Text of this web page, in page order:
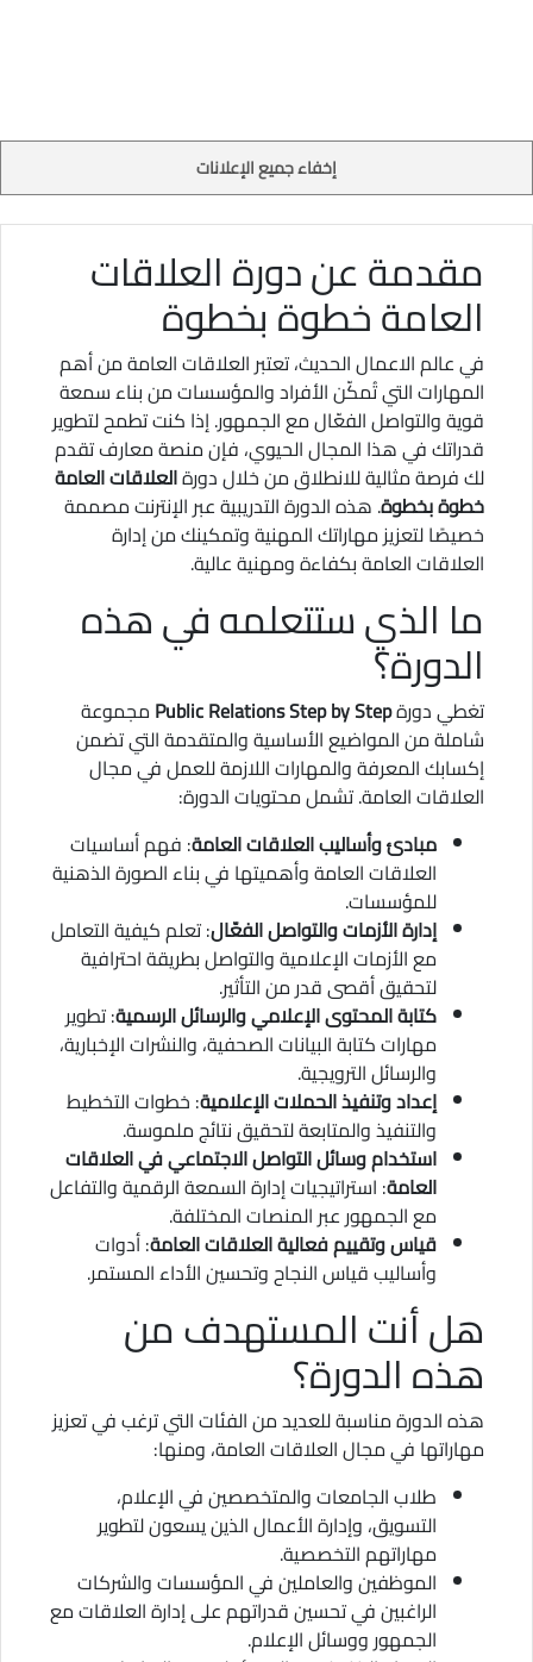
إخفاء جميع الإعلانات
مقدمة عن دورة العلاقات
العامة خطوة بخطوة
في عالم الاعمال الحديث، تعتبر العلاقات العامة من أهم
المهارات التي تُمكّن الأفراد والمؤسسات من بناء سمعة
قوية والتواصل الفعّال مع الجمهور. إذا كنت تطمح لتطوير
قدراتك في هذا المجال الحيوي، فإن منصة معارف تقدم
لك فرصة مثالية للانطلاق من خلال دورةالعلاقات العامة
خطوة بخطوة. هذه الدورة التدريبية عبر الإنترنت مصممة
خصيصًا لتعزيز مهاراتك المهنية وتمكينك من إدارة
العلاقات العامة بكفاءة ومهنية عالية.
ما الذي ستتعلمه في هذه
الدورة؟
تغطي دورةPublic Relations Step by Step مجموعة
شاملة من المواضيع الأساسية والمتقدمة التي تضمن
إكسابك المعرفة والمهارات اللازمة للعمل في مجال
العلاقات العامة. تشمل محتويات الدورة:
مبادئ وأساليب العلاقات العامة: فهم أساسيات
العلاقات العامة وأهميتها في بناء الصورة الذهنية
للمؤسسات.
إدارة الأزمات والتواصل الفعّال: تعلم كيفية التعامل
مع الأزمات الإعلامية والتواصل بطريقة احترافية
لتحقيق أقصى قدر من التأثير.
كتابة المحتوى الإعلامي والرسائل الرسمية: تطوير
مهارات كتابة البيانات الصحفية، والنشرات الإخبارية،
والرسائل الترويجية.
إعداد وتنفيذ الحملات الإعلامية: خطوات التخطيط
والتنفيذ والمتابعة لتحقيق نتائج ملموسة.
استخدام وسائل التواصل الاجتماعي في العلاقات
العامة: استراتيجيات إدارة السمعة الرقمية والتفاعل
مع الجمهور عبر المنصات المختلفة.
قياس وتقييم فعالية العلاقات العامة: أدوات
وأساليب قياس النجاح وتحسين الأداء المستمر.
هل أنت المستهدف من
هذه الدورة؟
هذه الدورة مناسبة للعديد من الفئات التي ترغب في تعزيز
مهاراتها في مجال العلاقات العامة، ومنها:
طلاب الجامعات والمتخصصين في الإعلام،
التسويق، وإدارة الأعمال الذين يسعون لتطوير
مهاراتهم التخصصية.
الموظفين والعاملين في المؤسسات والشركات
الراغبين في تحسين قدراتهم على إدارة العلاقات مع
الجمهور ووسائل الإعلام.